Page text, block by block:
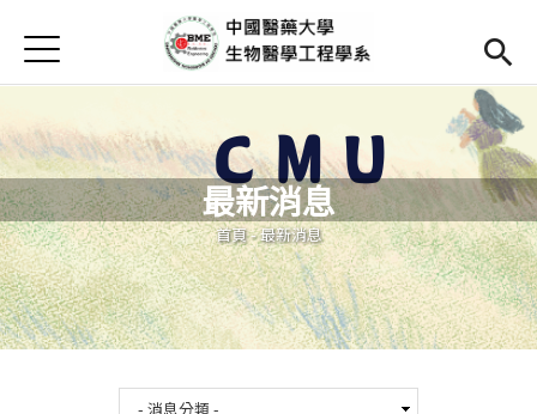
首頁
Open submenu (高中專區)
高中專區
最新消息
Open submenu (學系簡介)
學系簡介
Open
本系成員
Open
課程資訊
Jump to Navigation
Jump to Main content
最新消息
您在這裡
首頁-最新消息